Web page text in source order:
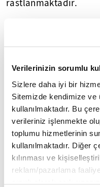
Verilerinizin sorumlu
Sizlere daha iyi bir
Sitemizde kendimize
kullanılmaktadır. Bu
verileriniz işlenmekte
toplumu hizmetlerinin
kullanılmaktadır. Diğer
kılınması ve
reklam/pazarlama
sınırlı olarak açık
rastlanmaktadır.
Hoca tatlı dilli, güler
Dindar ve uyumlu bir
insanı ve toplumu iyi